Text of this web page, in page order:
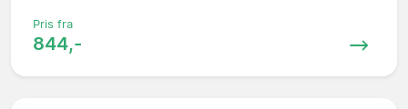
Pris fra
844,-